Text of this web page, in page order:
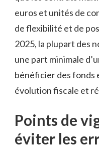
euros et unités de
de flexibilité et de
2025, la plupart des
une part minimale
bénéficier des fonds
évolution fiscale et
Points de
éviter les